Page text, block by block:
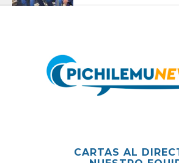
CARTAS AL